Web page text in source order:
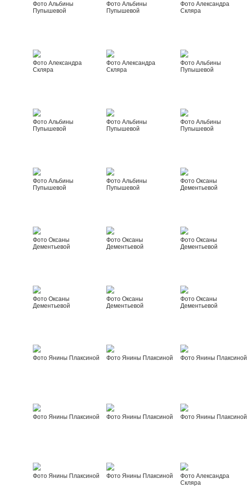
Фото Альбины
Пупышевой
Фото Альбины
Пупышевой
Фото Александра
Скляра
Фото Александра
Скляра
Фото Александра
Скляра
Фото Альбины
Пупышевой
Фото Альбины
Пупышевой
Фото Альбины
Пупышевой
Фото Альбины
Пупышевой
Фото Альбины
Пупышевой
Фото Альбины
Пупышевой
Фото Оксаны
Дементьевой
Фото Оксаны
Дементьевой
Фото Оксаны
Дементьевой
Фото Оксаны
Дементьевой
Фото Оксаны
Дементьевой
Фото Оксаны
Дементьевой
Фото Оксаны
Дементьевой
Фото Янины Плаксиной Фото Янины Плаксиной Фото Янины Плаксиной
Фото Янины Плаксиной Фото Янины Плаксиной Фото Янины Плаксиной
Фото Янины Плаксиной Фото Янины Плаксиной
Фото Александра
Скляра